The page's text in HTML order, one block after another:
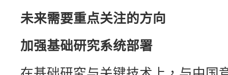
未来需要重点关注的方向
加强基础研究系统部署